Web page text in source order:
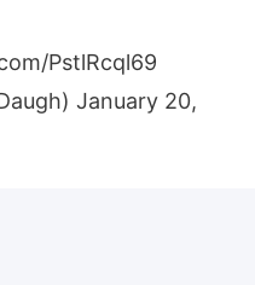
PstlRcql69
January 20,